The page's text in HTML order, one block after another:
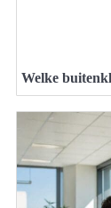
Welke